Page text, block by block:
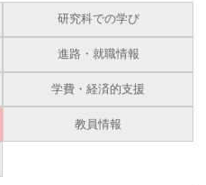
研究科での学び
進路・就職情報
学費・経済的支援
教員情報